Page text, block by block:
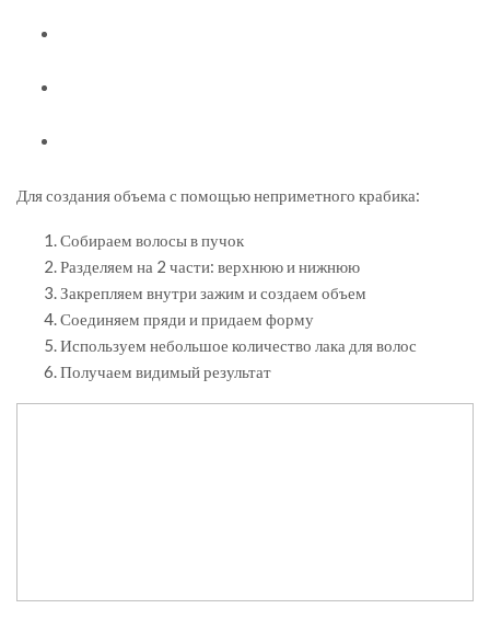
Для создания объема с помощью неприметного крабика:
Собираем волосы в пучок
Разделяем на 2 части: верхнюю и нижнюю
Закрепляем внутри зажим и создаем объем
Соединяем пряди и придаем форму
Используем небольшое количество лака для волос
Получаем видимый результат